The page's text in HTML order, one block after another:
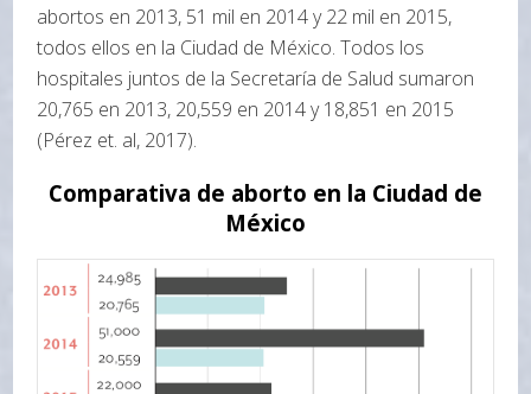
abortos en 2013, 51 mil en 2014 y 22 mil en 2015,
todos ellos en la Ciudad de México. Todos los
hospitales juntos de la Secretaría de Salud sumaron
20,765 en 2013, 20,559 en 2014 y 18,851 en 2015
(Pérez et. al, 2017).
Comparativa de aborto en la Ciudad de
México